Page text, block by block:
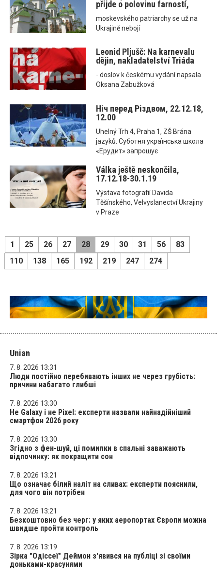
přijde o polovinu farností,
moskevského patriarchy se už na
Ukrajině nebojí
Leonid Pljušč: Na karnevalu
dějin, nakladatelství Triáda
- doslov k českému vydání napsala
Oksana Zabužková
Ніч перед Різдвом, 22.12.18,
12.00
Uhelný Trh 4, Praha 1, ZŠ Brána
jazyků. Суботня українська школа
«Ерудит» запрошує
Válka ještě neskončila,
17.12.18-30.1.19
Výstava fotografií Davida
Těšínského, Velvyslanectví Ukrajiny
v Praze
1 25 26 27 28 29 30 31 56
83
110
138 165 192 219 247 274
Unian
7. 8. 2026 13:31
Люди постійно перебивають інших не через грубість:
причини набагато глибші
7. 8. 2026 13:30
Не Galaxy і не Pixel: експерти назвали найнадійніший
смартфон 2026 року
7. 8. 2026 13:30
Згідно з фен-шуй, ці помилки в спальні заважають
відпочинку: як покращити сон
7. 8. 2026 13:21
Що означає білий наліт на сливах: експерти пояснили,
для чого він потрібен
7. 8. 2026 13:21
Безкоштовно без черг: у яких аеропортах Європи можна
швидше пройти контроль
7. 8. 2026 13:19
Зірка "Одіссеї" Деймон з'явився на публіці зі своїми
доньками-красунями